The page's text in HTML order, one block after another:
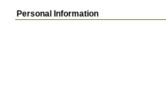
Personal Information